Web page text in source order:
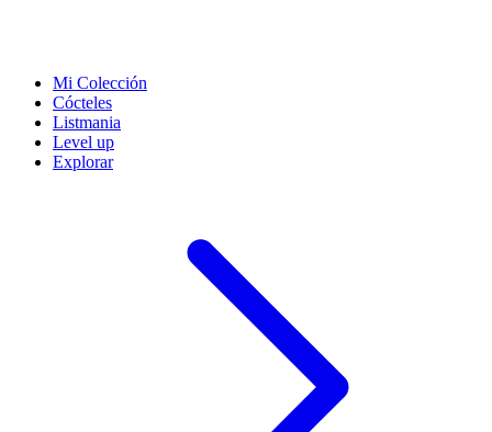
Mi Colección
Cócteles
Listmania
Level up
Explorar